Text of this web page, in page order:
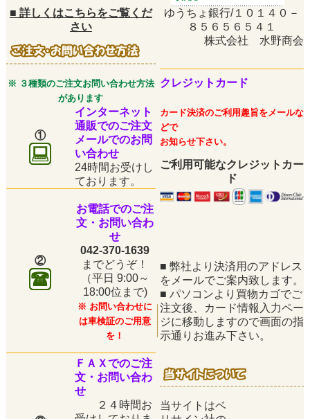
■ 詳しくはこちらをご覧くだ
さい
ゆうちょ銀行/１０１４０－
８５６５６５４１
株式会社 水野商会
※ ３種類のご注文お問い合わせ方法
があります
クレジットカード
①
インターネット
通販でのご注文
メールでのお問
い合わせ
24時間お受けし
ております。
カード決済のご利用趣旨をメールな
どで
お知らせ下さい。
ご利用可能なクレジットカー
ド
②
お電話でのご注
文・お問い合わ
せ
042-370-1639
までどうぞ！
（平日 9:00～
18:00位まで)
※ お問い合わせに
は車検証のご用意
を！
■ 弊社より決済用のアドレス
をメールでご案内致します。
■ パソコンより買物カゴでご
注文後、カード情報入力ペー
ジに移動しますので画面の指
示通りお進み下さい。
ＦＡＸでのご注
文・お問い合わ
せ
２４時間お
当サイトはベ